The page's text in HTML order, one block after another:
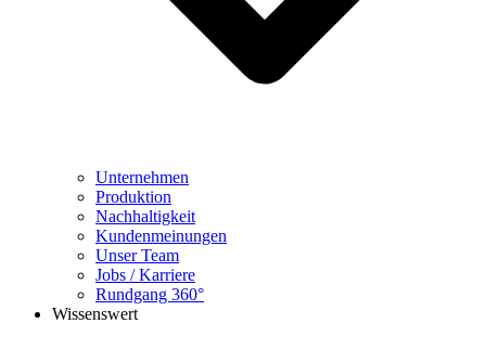
Unternehmen
Produktion
Nachhaltigkeit
Kundenmeinungen
Unser Team
Jobs / Karriere
Rundgang 360°
Wissenswert